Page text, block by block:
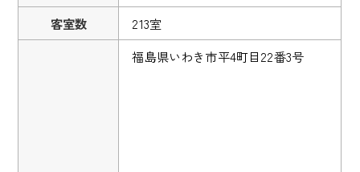
客室数
213室
福島県いわき市平4町目22番3号